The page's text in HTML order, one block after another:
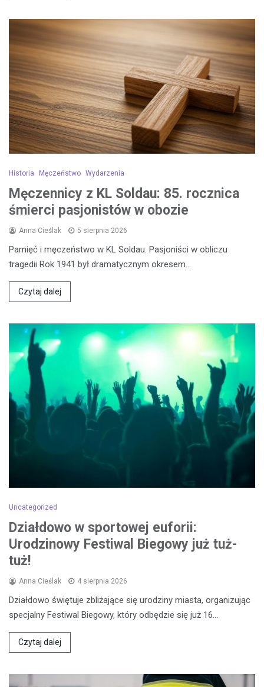
Historia Męczeństwo Wydarzenia
Męczennicy z KL Soldau: 85. rocznica
śmierci pasjonistów w obozie
Anna Cieślak 5 sierpnia 2026
Pamięć i męczeństwo w KL Soldau: Pasjoniści w obliczu
tragedii Rok 1941 był dramatycznym okresem…
Czytaj dalej
Uncategorized
Działdowo w sportowej euforii:
Urodzinowy Festiwal Biegowy już tuż-
tuż!
Anna Cieślak 4 sierpnia 2026
Działdowo świętuje zbliżające się urodziny miasta, organizując
specjalny Festiwal Biegowy, który odbędzie się już 16…
Czytaj dalej